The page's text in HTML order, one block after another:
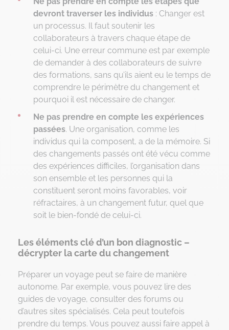
devront traverser les individus : Changer est
un processus. Il faut soutenir les
collaborateurs à travers chaque étape de
celui-ci. Une erreur commune est par exemple
de demander à des collaborateurs de suivre
des formations, sans qu’ils aient eu le temps de
comprendre le périmètre du changement et
pourquoi il est nécessaire de changer.
Ne pas prendre en compte les expériences
passées. Une organisation, comme les
individus qui la composent, a de la mémoire. Si
des changements passés ont été vécu comme
des expériences difficiles, l’organisation dans
son ensemble et les personnes qui la
constituent seront moins favorables, voir
réfractaires, à un changement futur, quel que
soit le bien-fondé de celui-ci.
Les éléments clé d’un bon diagnostic –
décrypter la carte du changement
Préparer un voyage peut se faire de manière
autonome. Par exemple, vous pouvez lire des
guides de voyage, consulter des forums ou
d’autres sites spécialisés. Cela peut toutefois
prendre du temps. Vous pouvez aussi faire appel à